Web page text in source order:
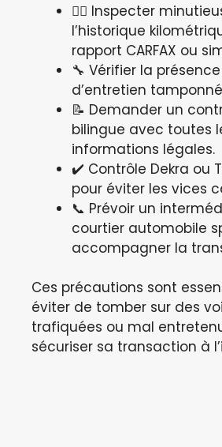
🕵️‍♂️ Inspecter
l’historique
rapport CARFAX ou
🔧 Vérifier la
d’entretien
📝 Demander un
bilingue avec toutes
informations légales.
✔️ Contrôle Dekra ou
pour éviter les vices
📞 Prévoir un
courtier automobile
accompagner la
Ces précautions sont
éviter de tomber sur des
trafiquées ou mal
sécuriser sa transaction à